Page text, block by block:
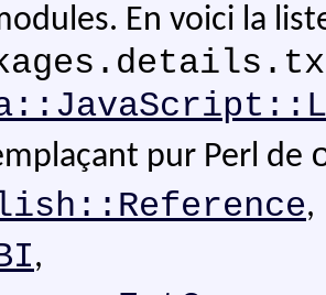
En voici la
pur Perl de
,
,